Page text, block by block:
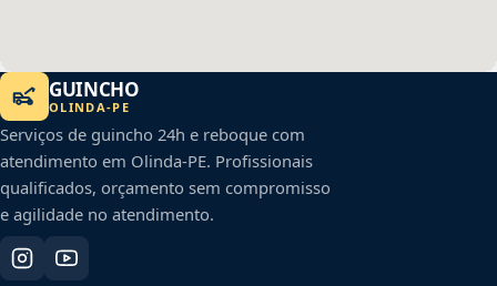
GUINCHO
OLINDA-PE
Serviços de guincho 24h e reboque com
atendimento em Olinda-PE. Profissionais
qualificados, orçamento sem compromisso
e agilidade no atendimento.